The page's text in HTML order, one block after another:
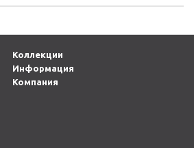
Коллекции
Информация
Компания